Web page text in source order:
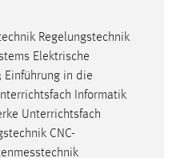
Regelungstechnik
Elektrische
Einführung in die
Informatik
Unterrichtsfach
CNC-
von Drittanbietern
Werbung anzuzeigen.
über Websites